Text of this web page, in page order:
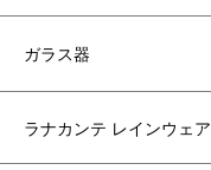
ガラス器
ラナカンテ レインウェア